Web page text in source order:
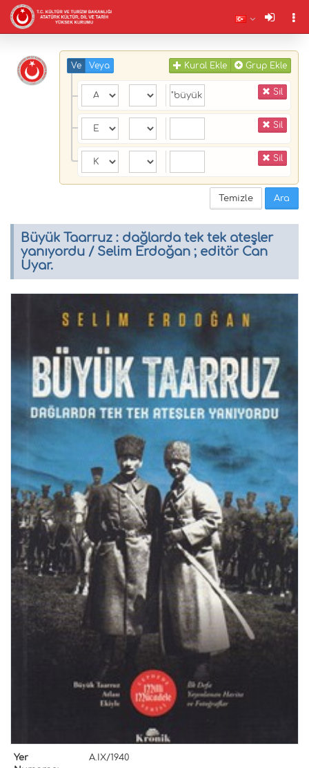
Kural Ekle Grup Ekle
Ve Veya
Sil
Sil
Sil
Temizle Ara
Büyük Taarruz : dağlarda tek tek ateşler
yanıyordu / Selim Erdoğan ; editör Can
Uyar.
Yer
A.IX/1940